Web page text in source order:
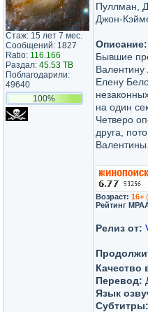
Стаж: 15 лет 7 мес.
Сообщений: 1827
Ratio: 116.166
Раздал: 45.53 TB
Поблагодарили:
49640
100%
Пуллман,
Джон-
Описание:
Бывшие
Валентину
Елену
на один
Четверо
друга,
Валентины.
Возраст: 16+
Рейтинг
Релиз от:
Качество
Перевод:
Язык
Субтитры: